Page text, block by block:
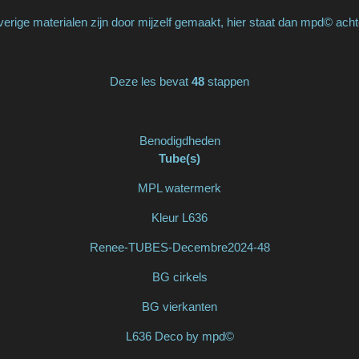
materialen zijn door mijzelf gemaakt, hier staat dan mpd©
Deze les bevat 48 stappen
Benodigdheden
Tube(s)
MPL watermerk
Kleur L636
Renee-TUBES-Decembre2024-48
BG cirkels
BG vierkanten
L636 Deco by mpd©